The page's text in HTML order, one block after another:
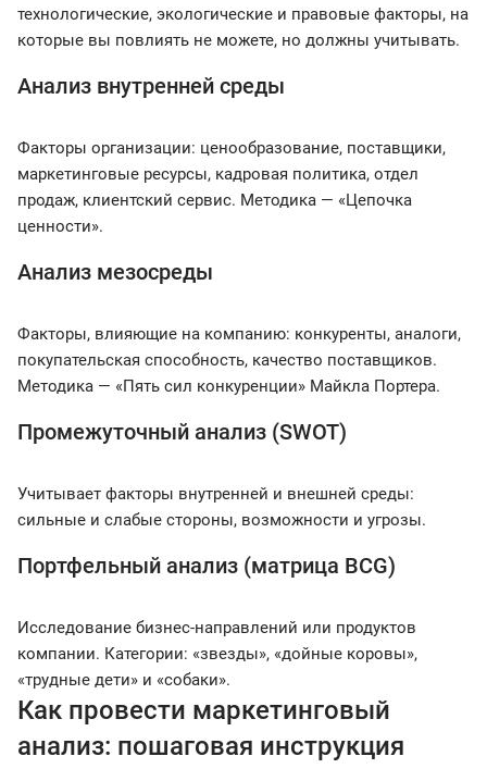
технологические, экологические и правовые факторы, на
которые вы повлиять не можете, но должны учитывать.
Анализ внутренней среды
Факторы организации: ценообразование, поставщики,
маркетинговые ресурсы, кадровая политика, отдел
продаж, клиентский сервис. Методика — «Цепочка
ценности».
Анализ мезосреды
Факторы, влияющие на компанию: конкуренты, аналоги,
покупательская способность, качество поставщиков.
Методика — «Пять сил конкуренции» Майкла Портера.
Промежуточный анализ (SWOT)
Учитывает факторы внутренней и внешней среды:
сильные и слабые стороны, возможности и угрозы.
Портфельный анализ (матрица BCG)
Исследование бизнес-направлений или продуктов
компании. Категории: «звезды», «дойные коровы»,
«трудные дети» и «собаки».
Как провести маркетинговый
анализ: пошаговая инструкция